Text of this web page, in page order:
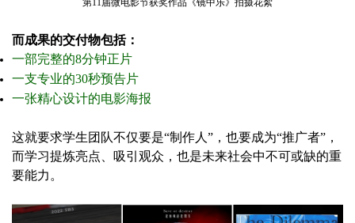
第11届微电影节获奖作品《镜中乐》拍摄花絮
而成果的交付物包括：
一部完整的8分钟正片
一支专业的30秒预告片
一张精心设计的电影海报
这就要求学生团队不仅要是“制作人”，也要成为“推广者”，
而学习提炼亮点、吸引观众，也是未来社会中不可或缺的重
要能力。